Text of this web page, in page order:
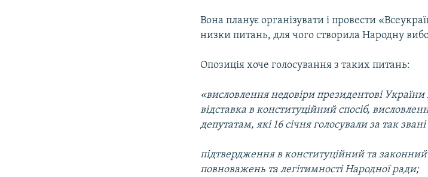
Вона планує організувати і провести
низки питань, для чого створила Народну
Опозиція хоче голосування з таких питань:
«висловлення недовіри президентові
відставка в конституційний спосіб,
депутатам, які 16 січня голосували за так
підтвердження в конституційний та
повноважень та легітимності Народної ради;